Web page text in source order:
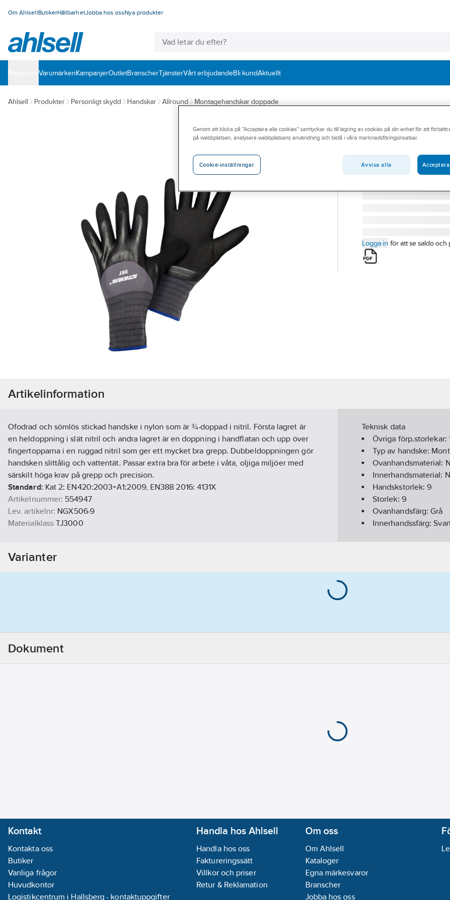
Om AhlsellButikerHållbarhetJobba hos ossNya produkter
VarumärkenKampanjerOutletBranscherTjänsterVårt erbjudandeBli kundAktuellt
Ahlsell Produkter Personligt skydd Handskar Allround Montagehandskar doppade
ACTIVEWEAR
HANDSKE
Artikelnummer:
554947
NGX506-9
Logga in för att se saldo och
Artikelinformation
Ofodrad och sömlös stickad handske i nylon som är ¾-doppad i nitril. Första lagret är
en heldoppning i slät nitril och andra lagret är en doppning i handflatan och upp över
fingertopparna i en ruggad nitril som ger ett mycket bra grepp. Dubbeldoppningen gör
handsken slittålig och vattentät. Passar extra bra för arbete i våta, oljiga miljöer med
särskilt höga krav på grepp och precision.
Standard: Kat 2: EN420:2003+A1:2009, EN388 2016: 4131X
Artikelnummer: 554947
Lev. artikelnr: NGX506-9
Materialklass TJ3000
Teknisk data
Övriga förp.storlekar:
Typ av handske:
Ovanhandsmaterial:
Innerhandsmaterial:
Handskstorlek:9
Storlek: 9
Ovanhandsfärg:Grå
Innerhandssfärg:
Kromfri:Ja
Varianter
Dokument
Kontakt
Kontakta oss
Butiker
Vanliga frågor
Huvudkontor
Logistikcentrum i Hallsberg - kontaktuppgifter
Handla hos Ahlsell
Handla hos oss
Faktureringssätt
Villkor och priser
Retur & Reklamation
Om oss
Om Ahlsell
Kataloger
Egna märkesvaror
Branscher
Jobba hos oss
Genom att klicka på "Acceptera alla cookies" samtycker du till lagring av cookies på din enhet för att
på webbplatsen, analysera webbplatsens användning och bistå i våra marknadsföringsinsatser.
Cookie-inställningar Avvisa alla